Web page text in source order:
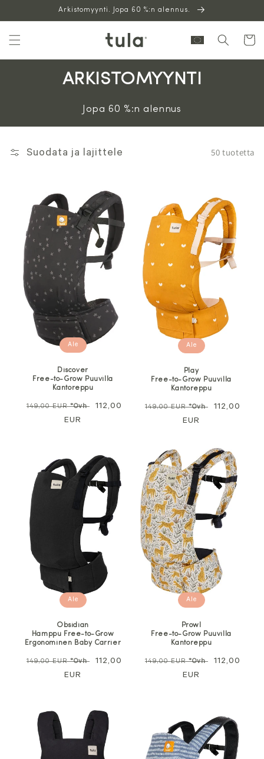
sisältöön
Arkistomyynti. Jopa 60 %:n alennus.
ARKISTOMYYNTI
Jopa 60 %:n alennus
Suodata ja lajittele 50 tuotetta
Ale
Discover
Free-to-Grow Puuvilla
Kantoreppu
Normaali
149,00 EUR*Ovh Alennushinta
112,00
EUR
Ale
Play
Free-to-Grow Puuvilla
Kantoreppu
Normaali
149,00 EUR*Ovh
112,00
EUR
Ale
Obsidian
Hamppu Free-to-Grow
Ergonominen Baby Carrier
Normaali
149,00 EUR*Ovh Alennushinta
112,00
EUR
Ale
Prowl
Free-to-Grow Puuvilla
Kantoreppu
Normaali
149,00 EUR*Ovh
112,00
EUR